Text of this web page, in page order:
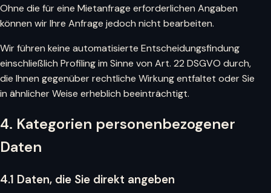
Ohne die für eine Mietanfrage erforderlichen Angaben
können wir Ihre Anfrage jedoch nicht bearbeiten.
Wir führen keine automatisierte Entscheidungsfindung
einschließlich Profiling im Sinne von Art. 22 DSGVO durch,
die Ihnen gegenüber rechtliche Wirkung entfaltet oder Sie
in ähnlicher Weise erheblich beeinträchtigt.
4. Kategorien personenbezogener
Daten
4.1 Daten, die Sie direkt angeben